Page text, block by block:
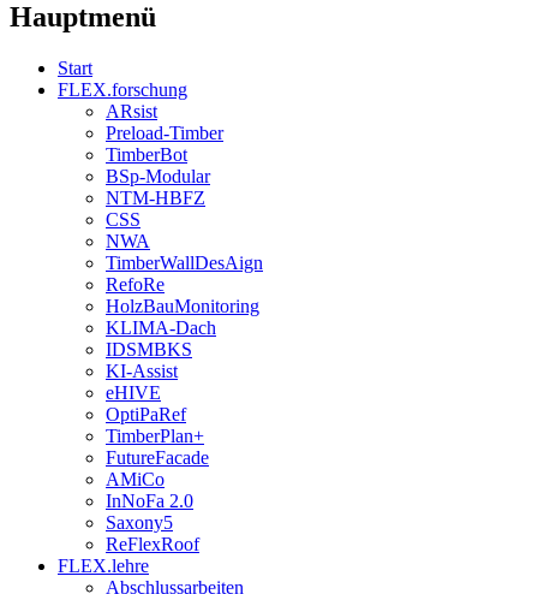
Hauptmenü
Start
FLEX.forschung
ARsist
Preload-Timber
TimberBot
BSp-Modular
NTM-HBFZ
CSS
NWA
TimberWallDesAign
RefoRe
HolzBauMonitoring
KLIMA-Dach
IDSMBKS
KI-Assist
eHIVE
OptiPaRef
TimberPlan+
FutureFacade
AMiCo
InNoFa 2.0
Saxony5
ReFlexRoof
FLEX.lehre
Abschlussarbeiten